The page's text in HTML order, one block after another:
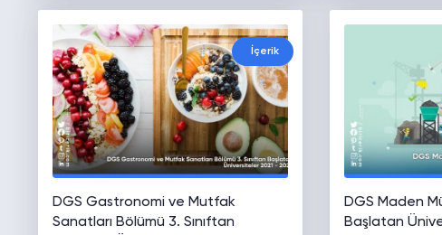
İçerik
DGS Gastronomi ve Mutfak
Sanatları Bölümü 3. Sınıftan
DGS Maden
Başlatan